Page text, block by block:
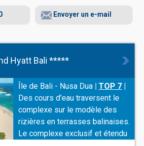
Envoyer un e-mail
Hyatt Bali *****
Île de Bali - Nusa Dua | TOP 7 |
Des cours d'eau traversent le
complexe sur le modèle des
rizières en terrasses balinaises.
Le complexe exclusif et étendu